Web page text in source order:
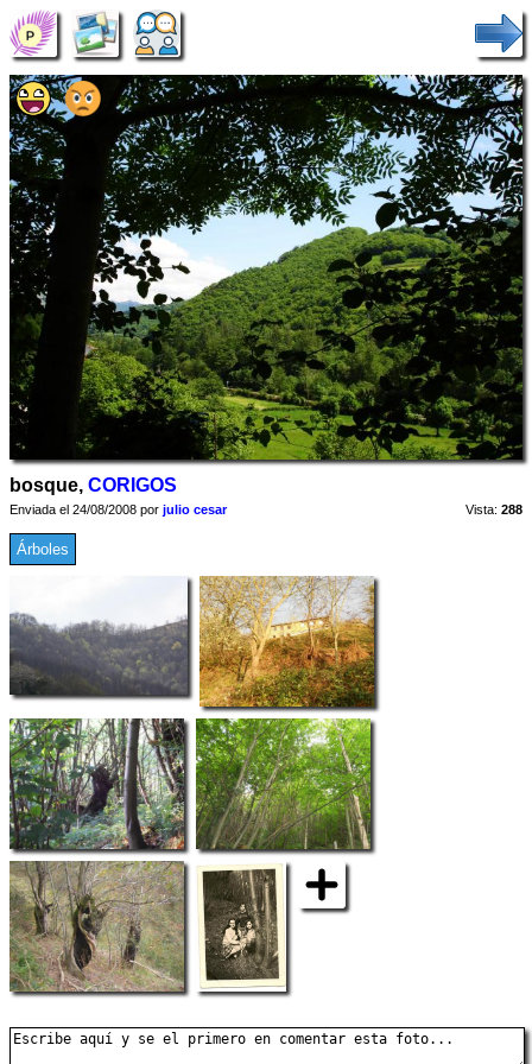
bosque, CORIGOS
Enviada el 24/08/2008 por julio cesar Vista: 288
Árboles